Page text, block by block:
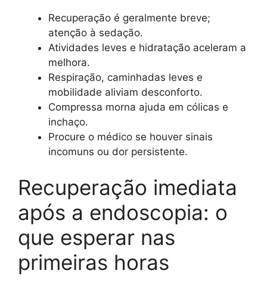
Recuperação é geralmente breve;
atenção à sedação.
Atividades leves e hidratação aceleram a
melhora.
Respiração, caminhadas leves e
mobilidade aliviam desconforto.
Compressa morna ajuda em cólicas e
inchaço.
Procure o médico se houver sinais
incomuns ou dor persistente.
Recuperação imediata
após a endoscopia: o
que esperar nas
primeiras horas